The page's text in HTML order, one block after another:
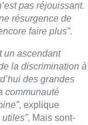
pas réjouissant.
résurgence de
faire plus”.
un ascendant
la discrimination à
des grandes
communauté
, explique
. Mais sont-